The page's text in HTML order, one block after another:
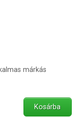
márkás
Kosárba